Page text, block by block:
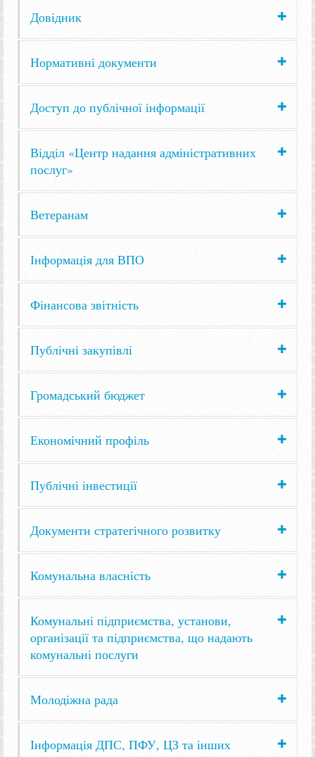
Довідник
Нормативні документи
Доступ до публічної інформації
Відділ «Центр надання адміністративних
послуг»
Ветеранам
Інформація для ВПО
Фінансова звітність
Публічні закупівлі
Громадський бюджет
Економічний профіль
Публічні інвестиції
Документи стратегічного розвитку
Комунальна власність
Комунальні підприємства, установи,
організації та підприємства, що надають
комунальні послуги
Молодіжна рада
Інформація ДПС, ПФУ, ЦЗ та інших